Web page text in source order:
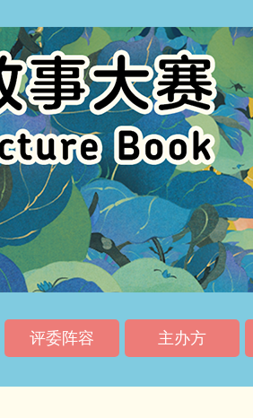
评委阵容 主办方